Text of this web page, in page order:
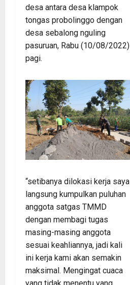
desa antara desa klampok
tongas probolinggo dengan
desa sebalong nguling
pasuruan, Rabu (10/08/2022)
pagi.
“setibanya dilokasi kerja saya
langsung kumpulkan puluhan
anggota satgas TMMD
dengan membagi tugas
masing-masing anggota
sesuai keahliannya, jadi kali
ini kerja kami akan semakin
maksimal. Mengingat cuaca